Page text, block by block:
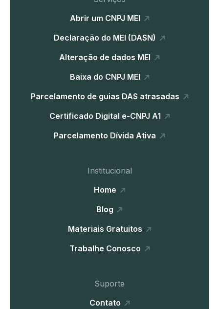
Abrir um CNPJ MEI
Declaração do MEI (DASN)
Alteração de dados MEI
Baixa do CNPJ MEI
Parcelamento de guias DAS atrasadas
Certificado Digital e-CNPJ A1
Parcelamento Dívida Ativa
Institucional
Home
Blog
Materiais Gratuitos
Trabalhe Conosco
Suporte
Contato